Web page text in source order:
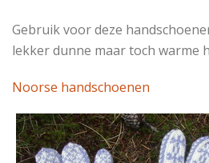
Gebruik voor deze
lekker dunne maar toch warme
Noorse handschoenen